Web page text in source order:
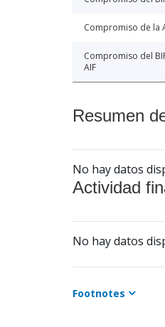
Compromiso de la
Compromiso del
AIF
Resumen
No hay datos
Actividad
No hay datos
Footnotes